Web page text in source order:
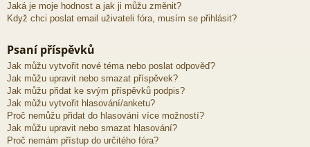
Jaká je moje hodnost a jak ji můžu změnit?
Když chci poslat email uživateli fóra, musím se přihlásit?
Psaní příspěvků
Jak můžu vytvořit nové téma nebo poslat odpověď?
Jak můžu upravit nebo smazat příspěvek?
Jak můžu přidat ke svým příspěvků podpis?
Jak můžu vytvořit hlasování/anketu?
Proč nemůžu přidat do hlasování více možností?
Jak můžu upravit nebo smazat hlasování?
Proč nemám přístup do určitého fóra?